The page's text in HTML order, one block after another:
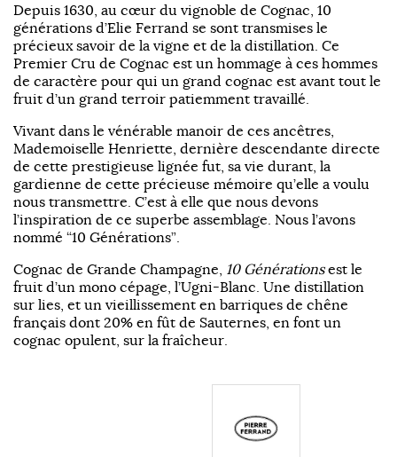
Depuis 1630, au cœur du vignoble de Cognac, 10
générations d’Elie Ferrand se sont transmises le
précieux savoir de la vigne et de la distillation. Ce
Premier Cru de Cognac est un hommage à ces hommes
de caractère pour qui un grand cognac est avant tout le
fruit d’un grand terroir patiemment travaillé.
Vivant dans le vénérable manoir de ces ancêtres,
Mademoiselle Henriette, dernière descendante directe
de cette prestigieuse lignée fut, sa vie durant, la
gardienne de cette précieuse mémoire qu’elle a voulu
nous transmettre. C’est à elle que nous devons
l’inspiration de ce superbe assemblage. Nous l’avons
nommé “10 Générations”.
Cognac de Grande Champagne, 10 Générationsest le
fruit d’un mono cépage, l’Ugni-Blanc. Une distillation
sur lies, et un vieillissement en barriques de chêne
français dont 20% en fût de Sauternes, en font un
cognac opulent, sur la fraîcheur.